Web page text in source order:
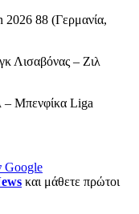
88 (Γερμανία,
Λισαβόνας – Ζιλ
– Μπενφίκα Liga
Google
και μάθετε πρώτοι